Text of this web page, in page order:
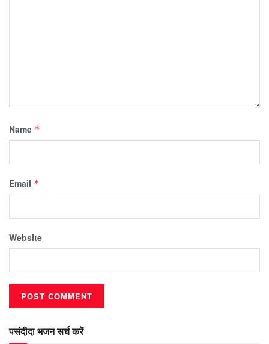
Name *
Email *
Website
पसंदीदा भजन सर्च करें